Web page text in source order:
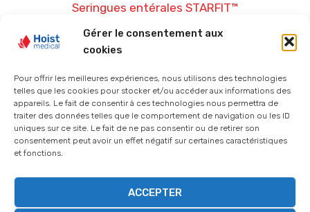
Gérer le consentement aux
cookies
Pour offrir les meilleures expériences, nous utilisons des technologies
telles que les cookies pour stocker et/ou accéder aux informations des
appareils. Le fait de consentir à ces technologies nous permettra de
traiter des données telles que le comportement de navigation ou les ID
uniques sur ce site. Le fait de ne pas consentir ou de retirer son
consentement peut avoir un effet négatif sur certaines caractéristiques
et fonctions.
ACCEPTER
Seringues entérales STARFIT™
PLUS D’INFORMATIONS
Conditions générales de vente
Politique de confidentialité
Mentions légales
Politique de cookies (UE)